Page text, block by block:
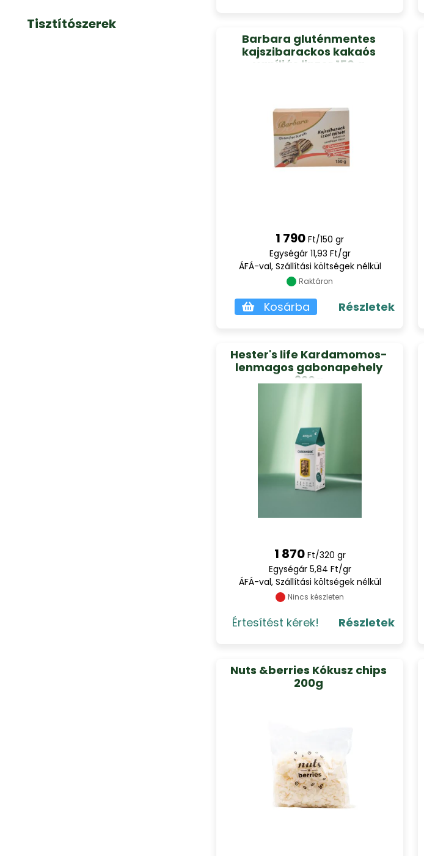
Tisztítószerek
Barbara gluténmentes
kajszibarackos kakaós
vaníliás linzer 150 g
1 790 Ft/150 gr
Egységár 11,93 Ft/gr
ÁFÁ-val, Szállítási költségek nélkül
Raktáron
Kosárba Részletek
Hester's life Kardamomos-
lenmagos gabonapehely
320g
1 870 Ft/320 gr
Egységár 5,84 Ft/gr
ÁFÁ-val, Szállítási költségek nélkül
Nincs készleten
Értesítést kérek! Részletek
Nuts &berries Kókusz chips
200g